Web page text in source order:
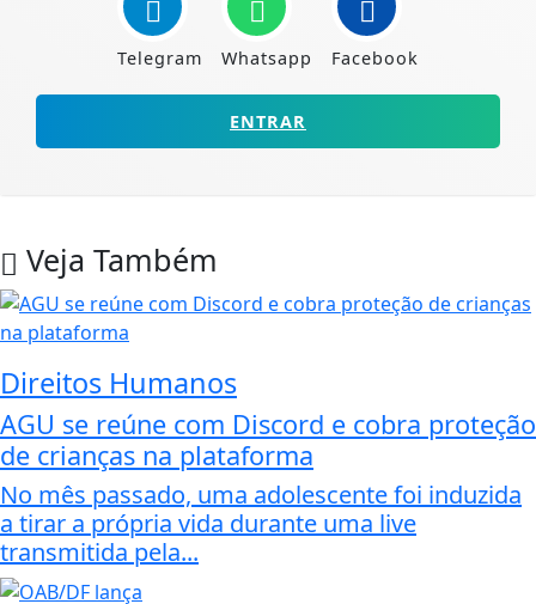
Telegram Whatsapp Facebook
ENTRAR
Veja Também
Direitos Humanos
AGU se reúne com Discord e cobra proteção
de crianças na plataforma
No mês passado, uma adolescente foi induzida
a tirar a própria vida durante uma live
transmitida pela...